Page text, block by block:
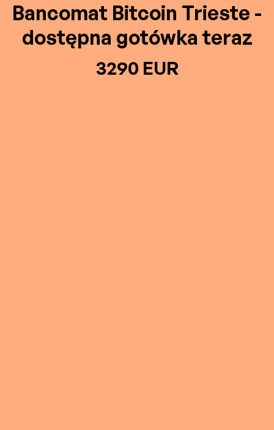
Bancomat Bitcoin Trieste -
dostępna gotówka teraz
3290 EUR